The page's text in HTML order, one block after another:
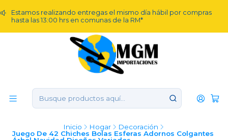
Estamos realizando entregas el mismo día hábil por compras
hasta las 13:00 hrs en comunas de la RM*
Inicio Hogar
Decoración
Juego De 42 Chiches Bolas Esferas Adornos Colgantes